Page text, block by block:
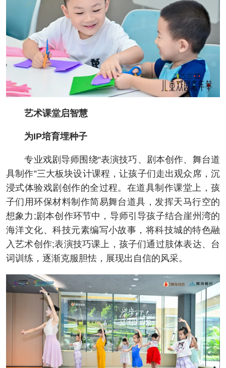
艺术课堂启智慧
为IP培育埋种子
专业戏剧导师围绕“表演技巧、剧本创作、舞台道
具制作”三大板块设计课程，让孩子们走出观众席，沉
浸式体验戏剧创作的全过程。在道具制作课堂上，孩
子们用环保材料制作简易舞台道具，发挥天马行空的
想象力;剧本创作环节中，导师引导孩子结合崖州湾的
海洋文化、科技元素编写小故事，将科技城的特色融
入艺术创作;表演技巧课上，孩子们通过肢体表达、台
词训练，逐渐克服胆怯，展现出自信的风采。